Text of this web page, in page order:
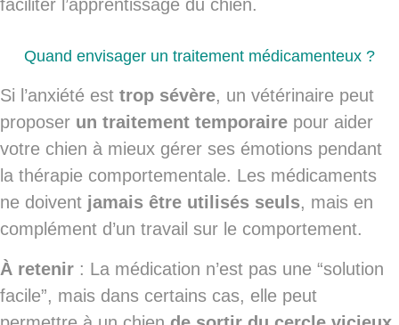
faciliter l’apprentissage du chien.
Quand envisager un traitement médicamenteux ?
Si l’anxiété est trop sévère, un vétérinaire peut
proposer un traitement temporaire pour aider
votre chien à mieux gérer ses émotions pendant
la thérapie comportementale. Les médicaments
ne doivent jamais être utilisés seuls, mais en
complément d’un travail sur le comportement.
À retenir : La médication n’est pas une “solution
facile”, mais dans certains cas, elle peut